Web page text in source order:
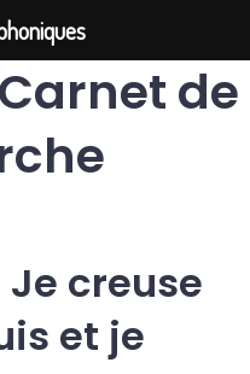
Carnet de
creuse
et je